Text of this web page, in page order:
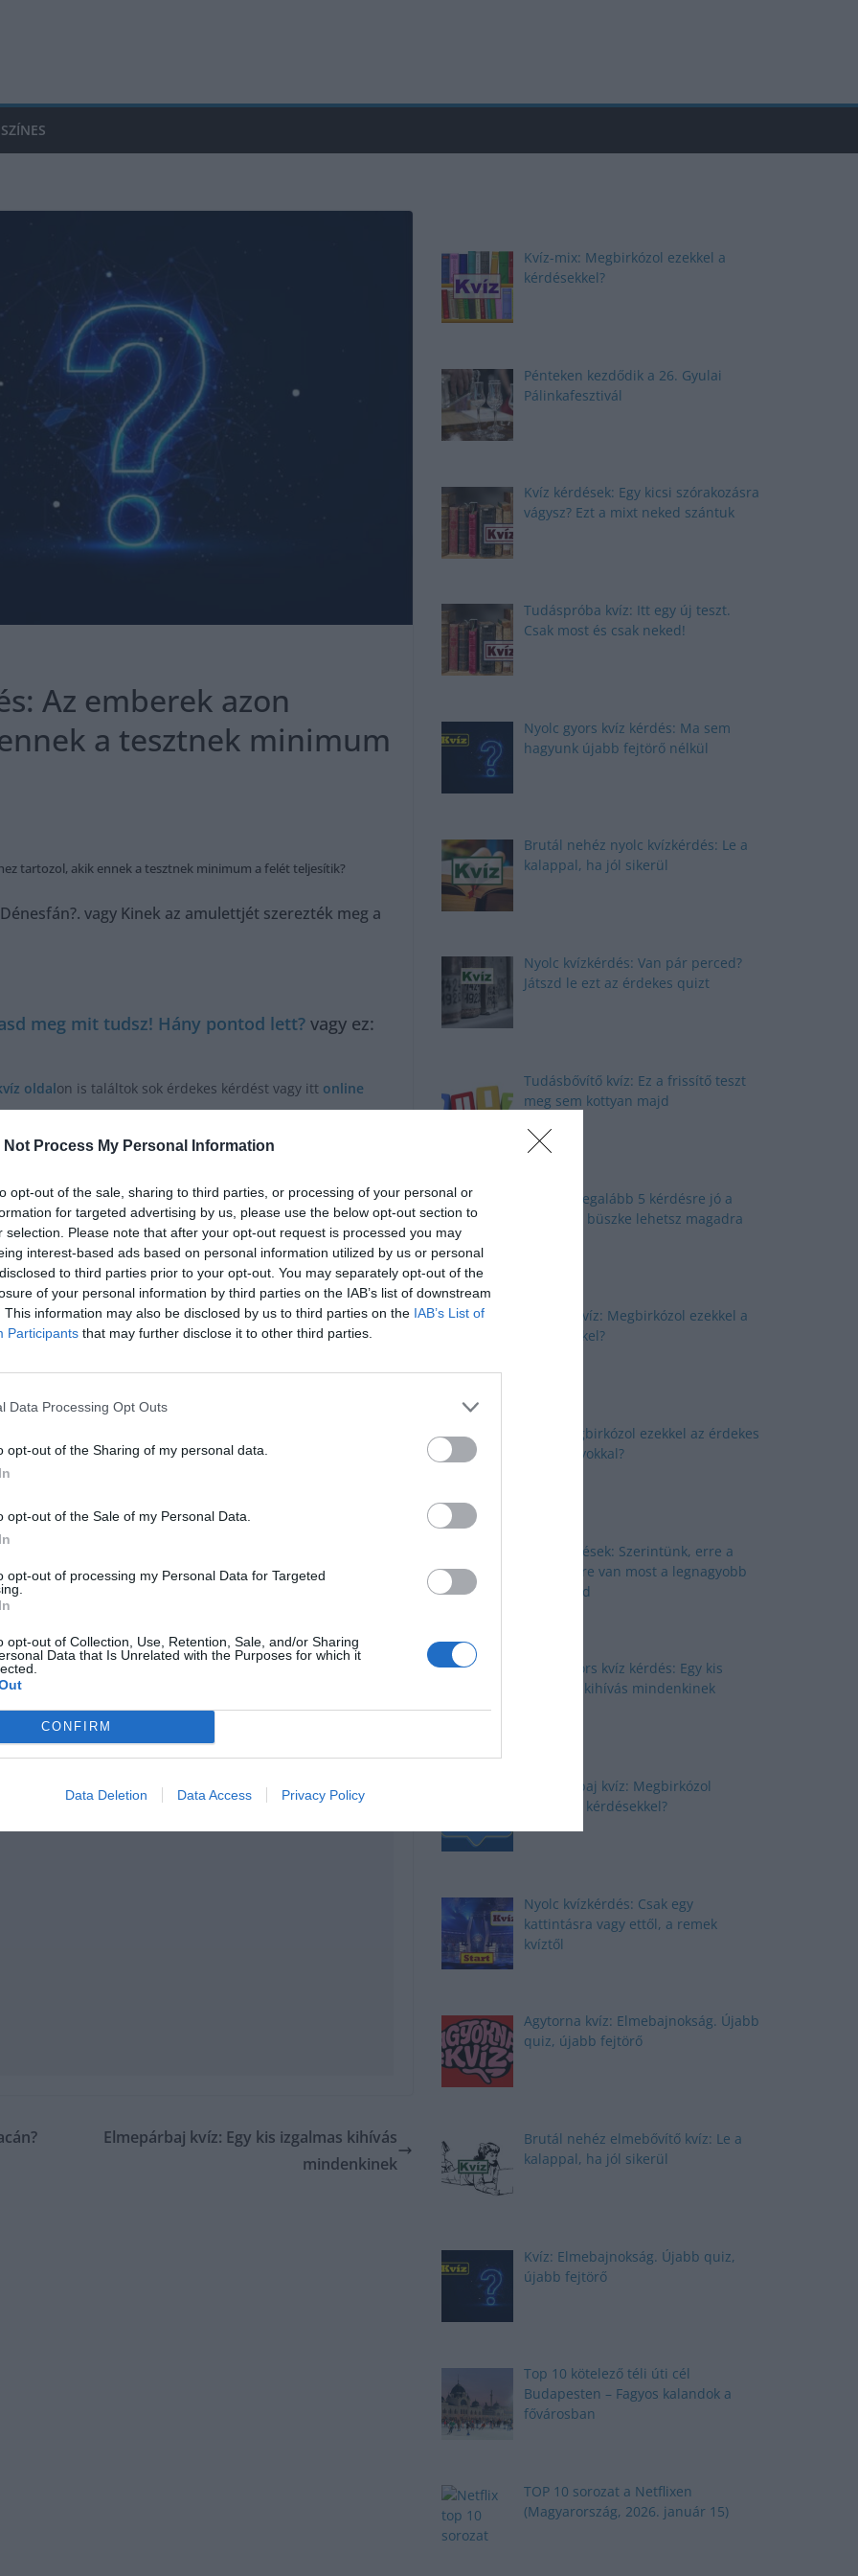
Not Process My Personal Information
opt-out of the sale, sharing to third parties, or processing of your personal or
for targeted advertising by us, please use the below opt-out section to
selection. Please note that after your opt-out request is processed you may
interest-based ads based on personal information utilized by us or personal
to third parties prior to your opt-out. You may separately opt-out of the
of your personal information by third parties on the IAB’s list of downstream
This information may also be disclosed by us to third parties on the IAB’s List of
Participants that may further disclose it to other third parties.
Data Processing Opt Outs
opt-out of the Sharing of my personal data.
opt-out of the Sale of my Personal Data.
opt-out of processing my Personal Data for Targeted
opt-out of Collection, Use, Retention, Sale, and/or Sharing
Data that Is Unrelated with the Purposes for which it
CONFIRM
Data Deletion Data Access Privacy Policy
SZÍNES
Az emberek azon
a tesztnek minimum
tartozol, akik ennek a tesztnek minimum a felét teljesítik?
vagy Kinek az amulettjét szerezték meg a
meg mit tudsz! Hány pontod lett? vagy ez:
oldalon is találtok sok érdekes kérdést vagy itt online
ennek a tesztnek minimum a felét teljesítik?
a Tatárjárás után?
Elmepárbaj kvíz: Egy kis izgalmas kihívás
mindenkinek
Kvíz-mix: Megbirkózol ezekkel a
kérdésekkel?
Pénteken kezdődik a 26. Gyulai
Pálinkafesztivál
Kvíz kérdések: Egy kicsi szórakozásra
vágysz? Ezt a mixt neked szántuk
Tudáspróba kvíz: Itt egy új teszt.
Csak most és csak neked!
Nyolc gyors kvíz kérdés: Ma sem
hagyunk újabb fejtörő nélkül
Brutál nehéz nyolc kvízkérdés: Le a
kalappal, ha jól sikerül
Nyolc kvízkérdés: Van pár perced?
Játszd le ezt az érdekes quizt
Tudásbővítő kvíz: Ez a frissítő teszt
meg sem kottyan majd
Kvíz: Ha legalább 5 kérdésre jó a
válaszod, büszke lehetsz magadra
Okosító kvíz: Megbirkózol ezekkel a
kérdésekkel?
Kvíz: Megbirkózol ezekkel az érdekes
feladványokkal?
Kvíz kérdések: Szerintünk, erre a
kérdésekre van most a legnagyobb
szükséged
Nyolc gyors kvíz kérdés: Egy kis
izgalmas kihívás mindenkinek
Elmepárbaj kvíz: Megbirkózol
ezekkel a kérdésekkel?
Nyolc kvízkérdés: Csak egy
kattintásra vagy ettől, a remek
kvíztől
Agytorna kvíz: Elmebajnokság. Újabb
quiz, újabb fejtörő
Brutál nehéz elmebővítő kvíz: Le a
kalappal, ha jól sikerül
Kvíz: Elmebajnokság. Újabb quiz,
újabb fejtörő
Top 10 kötelező téli úti cél
Budapesten – Fagyos kalandok a
fővárosban
TOP 10 sorozat a Netflixen
(Magyarország, 2026. január 15)